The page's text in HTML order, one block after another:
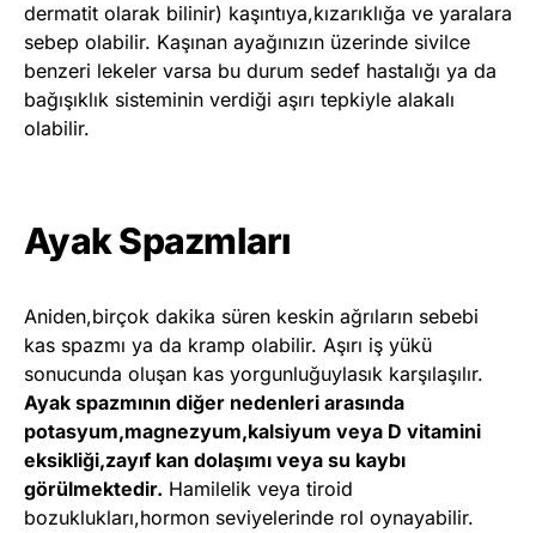
dermatit olarak bilinir) kaşıntıya,kızarıklığa ve yaralara
sebep olabilir. Kaşınan ayağınızın üzerinde sivilce
benzeri lekeler varsa bu durum sedef hastalığı ya da
bağışıklık sisteminin verdiği aşırı tepkiyle alakalı
olabilir.
Ayak Spazmları
Aniden,birçok dakika süren keskin ağrıların sebebi
kas spazmı ya da kramp olabilir. Aşırı iş yükü
sonucunda oluşan kas yorgunluğuylasık karşılaşılır.
Ayak spazmının diğer nedenleri arasında
potasyum,magnezyum,kalsiyum veya D vitamini
eksikliği,zayıf kan dolaşımı veya su kaybı
görülmektedir. Hamilelik veya tiroid
bozuklukları,hormon seviyelerinde rol oynayabilir.